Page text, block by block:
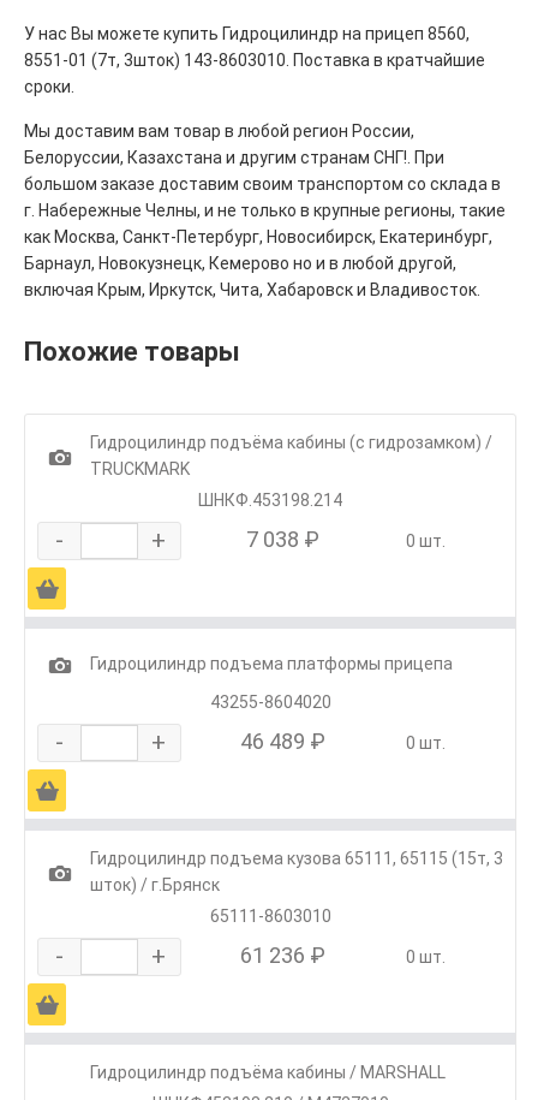
У нас Вы можете купить Гидроцилиндр на прицеп 8560,
8551-01 (7т, 3шток) 143-8603010. Поставка в кратчайшие
сроки.
Мы доставим вам товар в любой регион России,
Белоруссии, Казахстана и другим странам СНГ!. При
большом заказе доставим своим транспортом со склада в
г. Набережные Челны, и не только в крупные регионы, такие
как Москва, Санкт-Петербург, Новосибирск, Екатеринбург,
Барнаул, Новокузнецк, Кемерово но и в любой другой,
включая Крым, Иркутск, Чита, Хабаровск и Владивосток.
Похожие товары
1
Гидроцилиндр подъёма кабины (с гидрозамком) /
TRUCKMARK
ШНКФ.453198.214
- + 7 038 ₽ 0 шт.
Ä
1
Гидроцилиндр подъема платформы прицепа
43255-8604020
- + 46 489 ₽ 0 шт.
Ä
1
Гидроцилиндр подъема кузова 65111, 65115 (15т, 3
шток) / г.Брянск
65111-8603010
- + 61 236 ₽ 0 шт.
Ä
Гидроцилиндр подъёма кабины / MARSHALL